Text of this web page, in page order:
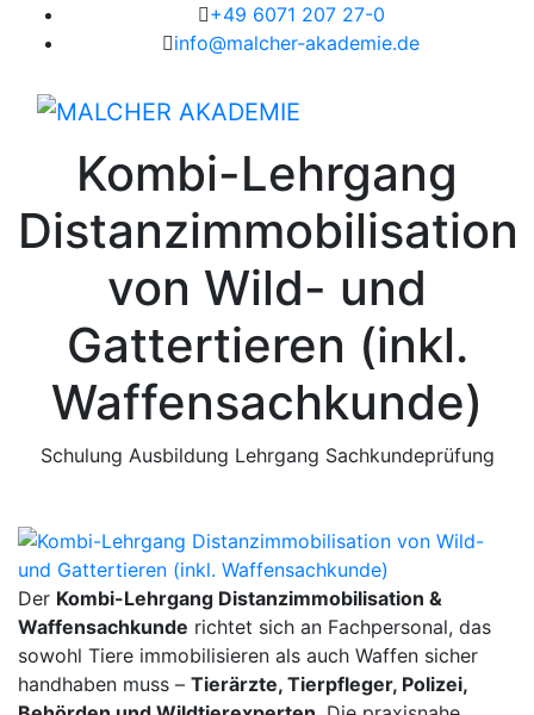
+49 6071 207 27-0
info@malcher-akademie.de
Kombi-Lehrgang
Distanzimmobilisation
von Wild- und
Gattertieren (inkl.
Waffensachkunde)
Schulung Ausbildung Lehrgang Sachkundeprüfung
Der Kombi-Lehrgang Distanzimmobilisation &
Waffensachkunde richtet sich an Fachpersonal, das
sowohl Tiere immobilisieren als auch Waffen sicher
handhaben muss – Tierärzte, Tierpfleger, Polizei,